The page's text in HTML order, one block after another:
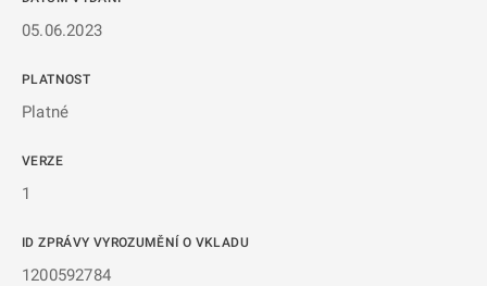
05.06.2023
PLATNOST
Platné
VERZE
1
ID ZPRÁVY VYROZUMĚNÍ O VKLADU
1200592784